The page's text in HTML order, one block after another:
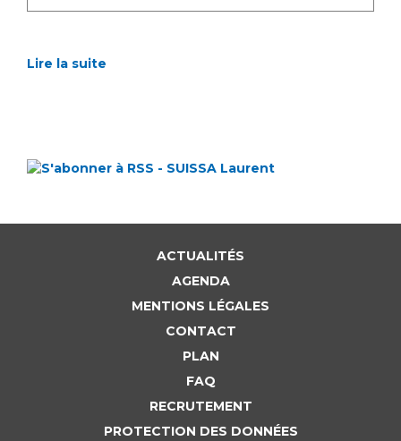
Lire la suite
ACTUALITÉS
AGENDA
MENTIONS LÉGALES
CONTACT
PLAN
FAQ
RECRUTEMENT
PROTECTION DES DONNÉES